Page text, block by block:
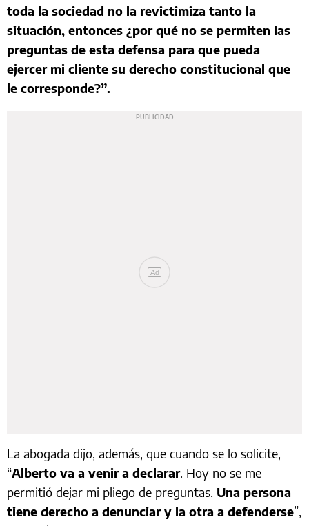
toda la sociedad no la revictimiza tanto la
situación, entonces ¿por qué no se permiten las
preguntas de esta defensa para que pueda
ejercer mi cliente su derecho constitucional que
le corresponde?”.
Ad
La abogada dijo, además, que cuando se lo solicite,
“Alberto va a venir a declarar. Hoy no se me
permitió dejar mi pliego de preguntas. Una persona
tiene derecho a denunciar y la otra a defenderse”,